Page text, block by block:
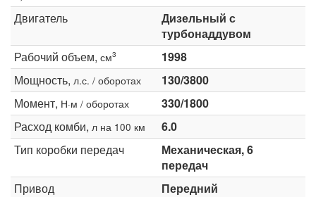
Двигатель
Дизельный с
турбонаддувом
Рабочий объем, см3
1998
Мощность, л.с. / оборотах
130/3800
Момент, Н·м / оборотах
330/1800
Расход комби, л на 100 км
6.0
Тип коробки передач
Механическая, 6
передач
Привод
Передний